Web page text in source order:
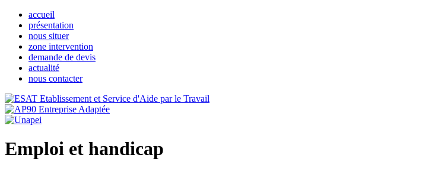
accueil
présentation
nous situer
zone intervention
demande de devis
actualité
nous contacter
Emploi et handicap